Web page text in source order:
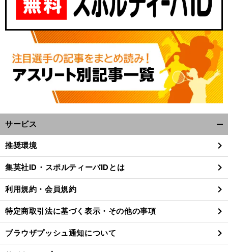
エ
」
。
へ
サービス
閉
る
推奨環境
集英社ID・スポルティーバIDとは
利用規約・会員規約
特定商取引法に基づく表示・その他の事項
ブラウザプッシュ通知について